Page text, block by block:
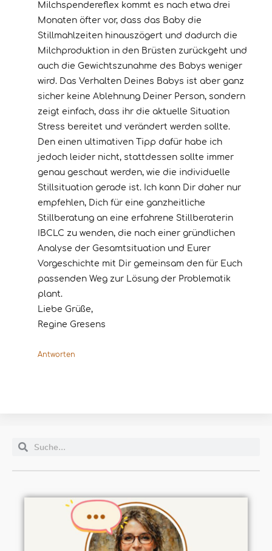
Milchspendereflex kommt es nach etwa drei
Monaten öfter vor, dass das Baby die
Stillmahlzeiten hinauszögert und dadurch die
Milchproduktion in den Brüsten zurückgeht und
auch die Gewichtszunahme des Babys weniger
wird. Das Verhalten Deines Babys ist aber ganz
sicher keine Ablehnung Deiner Person, sondern
zeigt einfach, dass ihr die aktuelle Situation
Stress bereitet und verändert werden sollte.
Den einen ultimativen Tipp dafür habe ich
jedoch leider nicht, stattdessen sollte immer
genau geschaut werden, wie die individuelle
Stillsituation gerade ist. Ich kann Dir daher nur
empfehlen, Dich für eine ganzheitliche
Stillberatung an eine erfahrene Stillberaterin
IBCLC zu wenden, die nach einer gründlichen
Analyse der Gesamtsituation und Eurer
Vorgeschichte mit Dir gemeinsam den für Euch
passenden Weg zur Lösung der Problematik
plant.
Liebe Grüße,
Regine Gresens
Antworten